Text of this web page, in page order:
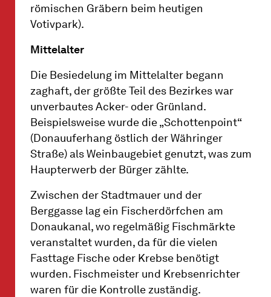
römischen Gräbern beim heutigen
Votivpark).
Mittelalter
Die Besiedelung im Mittelalter begann
zaghaft, der größte Teil des Bezirkes war
unverbautes Acker- oder Grünland.
Beispielsweise wurde die „Schottenpoint“
(Donauuferhang östlich der Währinger
Straße) als Weinbaugebiet genutzt, was zum
Haupterwerb der Bürger zählte.
Zwischen der Stadtmauer und der
Berggasse lag ein Fischerdörfchen am
Donaukanal, wo regelmäßig Fischmärkte
veranstaltet wurden, da für die vielen
Fasttage Fische oder Krebse benötigt
wurden. Fischmeister und Krebsenrichter
waren für die Kontrolle zuständig.